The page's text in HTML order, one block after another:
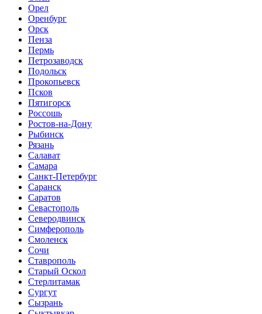
Орел
Оренбург
Орск
Пенза
Пермь
Петрозаводск
Подольск
Прокопьевск
Псков
Пятигорск
Россошь
Ростов-на-Дону
Рыбинск
Рязань
Салават
Самара
Санкт-Петербург
Саранск
Саратов
Севастополь
Северодвинск
Симферополь
Смоленск
Сочи
Ставрополь
Старый Оскол
Стерлитамак
Сургут
Сызрань